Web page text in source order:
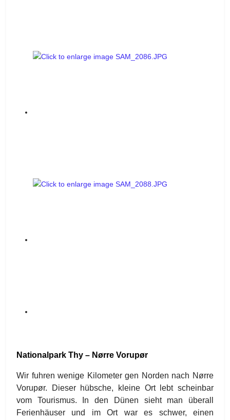
Nationalpark Thy – Nørre Vorupør
Wir fuhren wenige Kilometer gen Norden nach Nørre
Vorupør. Dieser hübsche, kleine Ort lebt scheinbar
vom Tourismus. In den Dünen sieht man überall
Ferienhäuser und im Ort war es schwer, einen